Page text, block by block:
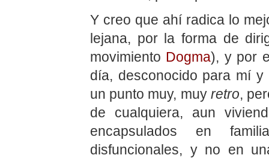
Y creo que ahí radica lo
lejana, por la forma de
movimiento Dogma), y por
día, desconocido para mí
un punto muy, muy retro,
de cualquiera, aun
encapsulados en
disfuncionales, y no en